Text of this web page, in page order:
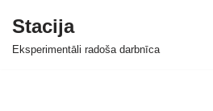
Skip
Stacija
Eksperimentāli radoša darbnīca